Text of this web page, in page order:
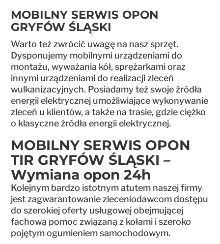
MOBILNY SERWIS OPON
GRYFÓW ŚLĄSKI
Warto też zwrócić uwagę na nasz sprzęt.
Dysponujemy mobilnymi urządzeniami do
montażu, wyważania kół, sprężarkami oraz
innymi urządzeniami do realizacji zleceń
wulkanizacyjnych. Posiadamy też swoje źródła
energii elektrycznej umożliwiające wykonywanie
zleceń u klientów, a także na trasie, gdzie ciężko
o klasyczne źródła energii elektrycznej.
MOBILNY SERWIS OPON
TIR GRYFÓW ŚLĄSKI –
Wymiana opon 24h
Kolejnym bardzo istotnym atutem naszej firmy
jest zagwarantowanie zleceniodawcom dostępu
do szerokiej oferty usługowej obejmującej
fachową pomoc związaną z kołami i szeroko
pojętym ogumieniem samochodowym.